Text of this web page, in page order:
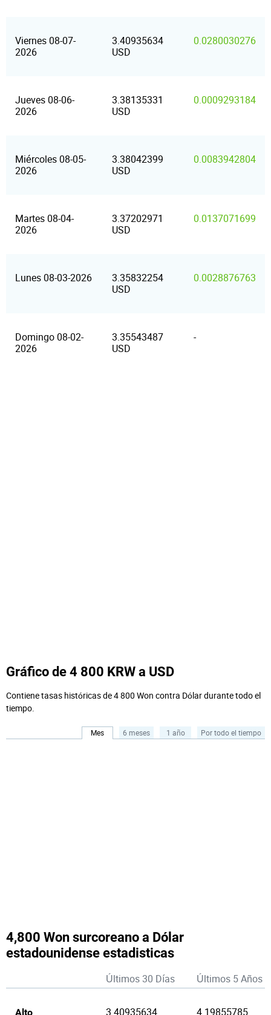
Viernes 08-07-
2026
3.40935634
USD
0.0280030276
Jueves 08-06-
2026
3.38135331
USD
0.0009293184
Miércoles 08-05-
2026
3.38042399
USD
0.0083942804
Martes 08-04-
2026
3.37202971
USD
0.0137071699
Lunes 08-03-2026
3.35832254
USD
0.0028876763
Domingo 08-02-
2026
3.35543487
USD
-
Gráfico de 4 800 KRW a USD
Contiene tasas históricas de 4 800 Won contra Dólar durante todo el
tiempo.
Mes 6 meses 1 año Por todo el tiempo
4,800 Won surcoreano a Dólar
estadounidense estadisticas
Últimos 30 Días Últimos 5 Años
Alto 3.40935634 4.19855785